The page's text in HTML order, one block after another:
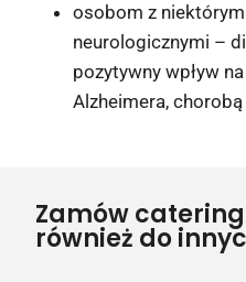
osobom z
neurologicznymi –
pozytywny wpływ
Alzheimera,
Zamów
również do